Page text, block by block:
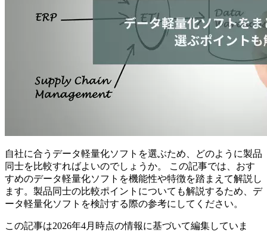
自社に合うデータ軽量化ソフトを選ぶため、どのように製品
同士を比較すればよいのでしょうか。 この記事では、おす
すめのデータ軽量化ソフトを機能性や特徴を踏まえて解説し
ます。製品同士の比較ポイントについても解説するため、デ
ータ軽量化ソフトを検討する際の参考にしてください。
この記事は2026年4月時点の情報に基づいて編集していま